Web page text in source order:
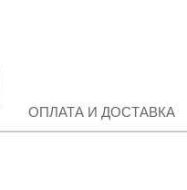
ОПЛАТА И ДОСТАВКА